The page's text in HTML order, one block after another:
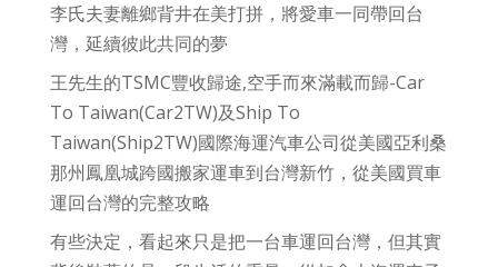
李氏夫妻離鄉背井在美打拼，將愛車一同帶回台
灣，延續彼此共同的夢
王先生的TSMC豐收歸途,空手而來滿載而歸-Car
To Taiwan(Car2TW)及Ship To
Taiwan(Ship2TW)國際海運汽車公司從美國亞利桑
那州鳳凰城跨國搬家運車到台灣新竹，從美國買車
運回台灣的完整攻略
有些決定，看起來只是把一台車運回台灣，但其實